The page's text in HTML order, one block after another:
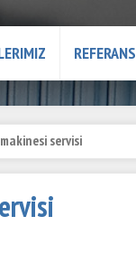
servisi